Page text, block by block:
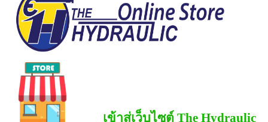
เข้าสู่เว็บไซต์ The Hydraulic